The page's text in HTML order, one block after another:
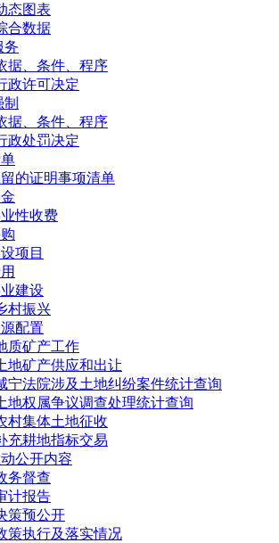
态图表
合数据
务
据、条件、程序
政许可决定
据、条件、程序
政处罚决定
的证明事项清单
性收费
项目
建设
村振兴
配置
质矿产工作
地矿产供应和出让
宁法院涉及土地纠纷案件统计查询
地权属争议调查处理统计查询
村集体土地征收
充耕地指标交易
公开内容
务督查
计报告
策预公开
策执行及落实情况